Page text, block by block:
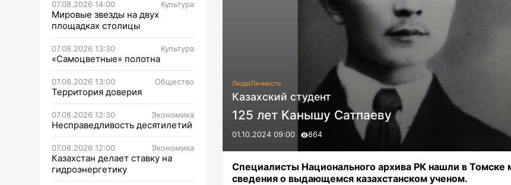
07.08.2026 14:00 Культура
Мировые звезды на двух
площадках столицы
07.08.2026 13:30 Культура
«Самоцветные» полотна
07.08.2026 13:00 Общество
Территория доверия
07.08.2026 12:30 Экономика
Несправедливость десятилетий
07.08.2026 12:00 Экономика
Казахстан делает ставку на
гидроэнергетику
ЛюдиЛичность
Казахский студент
125 лет Канышу Сатпаеву
01.10.2024 09:00 864
Специалисты Национального архива РК нашли в Томске
сведения о выдающемся казахстанском ученом.